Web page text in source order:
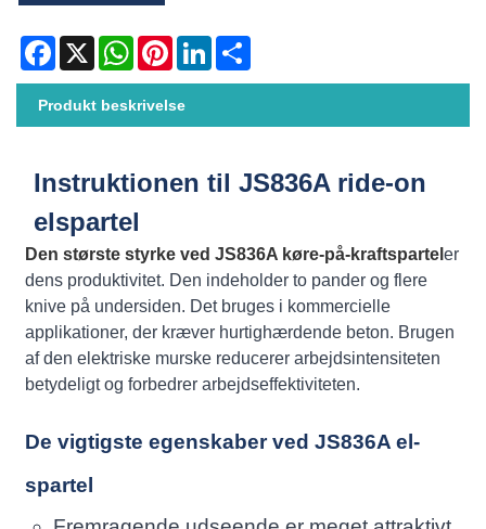
Facebook
X WhatsAppPinterestLinkedIn
Produkt beskrivelse
Instruktionen til JS836A ride-on
elspartel
Den største styrke ved JS836A køre-på-kraftsparteler
dens produktivitet. Den indeholder to pander og flere
knive på undersiden. Det bruges i kommercielle
applikationer, der kræver hurtighærdende beton. Brugen
af ​​den elektriske murske reducerer arbejdsintensiteten
betydeligt og forbedrer arbejdseffektiviteten.
De vigtigste egenskaber ved JS836A el-
spartel